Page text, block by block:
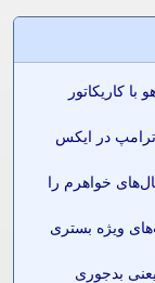
کاریکاتور
ترامپ در ایکس
خواهرم را
ویژه بستری
بدجوری